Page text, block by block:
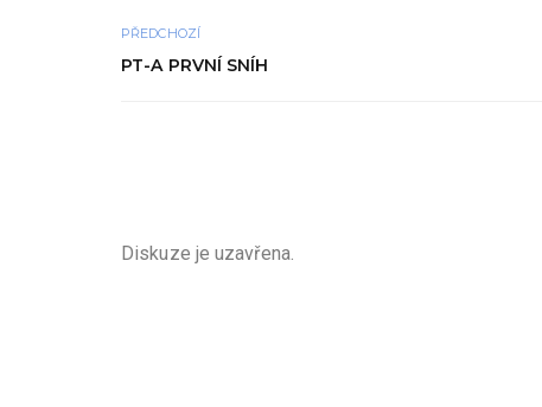
PŘEDCHOZÍ
PT-A PRVNÍ SNÍH
Diskuze je uzavřena.